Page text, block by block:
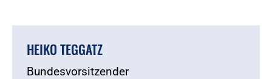
HEIKO TEGGATZ
Bundesvorsitzender